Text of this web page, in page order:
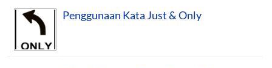
Penggunaan Kata Just & Only